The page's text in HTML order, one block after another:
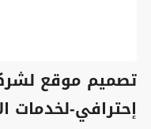
تصميم موقع
إحترافي-لخدمات